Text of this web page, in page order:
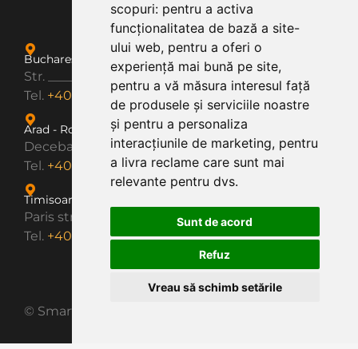
scopuri: pentru a activa
funcționalitatea de bază a site-
ului web, pentru a oferi o
experiență mai bună pe site,
pentru a vă măsura interesul față
de produsele și serviciile noastre
și pentru a personaliza
interacțiunile de marketing, pentru
a livra reclame care sunt mai
relevante pentru dvs.
Sunt de acord
Refuz
Vreau să schimb setările
Bucharest - Romania
Str. ___________
Tel. +40 374 204 625
Arad - Romania
Decebal Boulevard no. 2
Tel. +40 374 204 625
Timisoara - Romania
Paris street no. 2A
Tel. +40 374 204 625
© Smart Diesel – 2024. All rights reserved.